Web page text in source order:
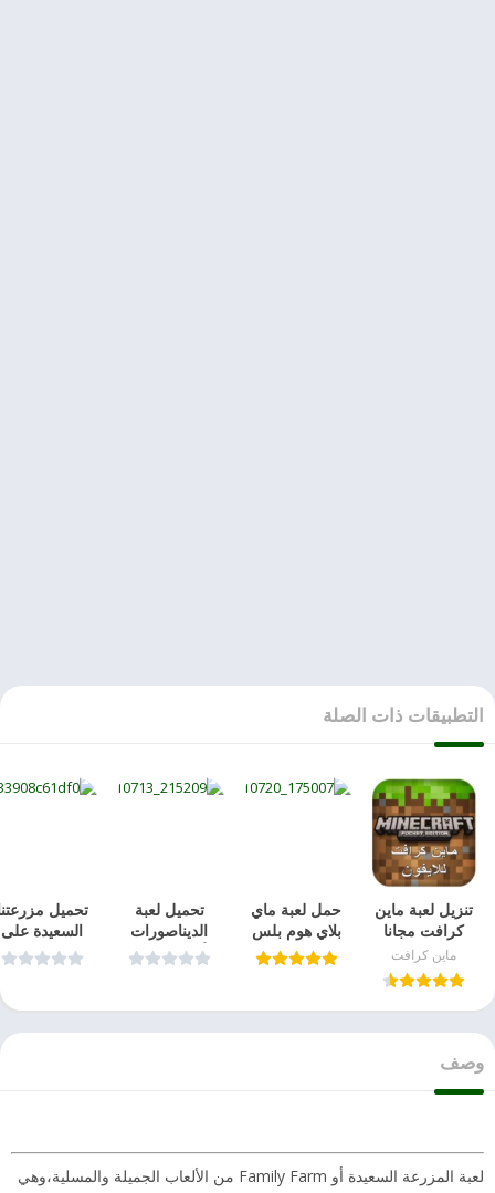
التطبيقات ذات الصلة
تنزيل لعبة ماين
كرافت مجانا
على الايفون
بدون جلبريك
ماين كرافت
حمل لعبة ماي
بلاي هوم بلس
مجانًا 2023
تحميل لعبة
الديناصورات
للأطفال والكبار
دون إنترنت
تحميل
السعيدة على
الهاتف
للاندرويد
وصف
لعبة المزرعة السعيدة أو Family Farm من الألعاب الجميلة والمسلية،وهي